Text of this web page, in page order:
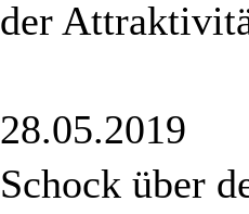
der
28.05.2019
Schock über